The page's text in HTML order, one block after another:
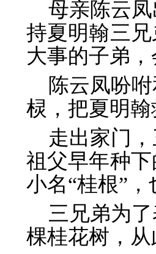
母亲陈云
持夏明翰三
大事的子弟
陈云凤吩
棂，把夏明
走出家门
祖父早年种
小名“桂根”
三兄弟为
棵桂花树，